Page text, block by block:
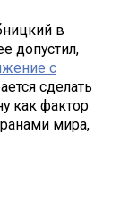
в
допустил,
с
сделать
как фактор
мира,